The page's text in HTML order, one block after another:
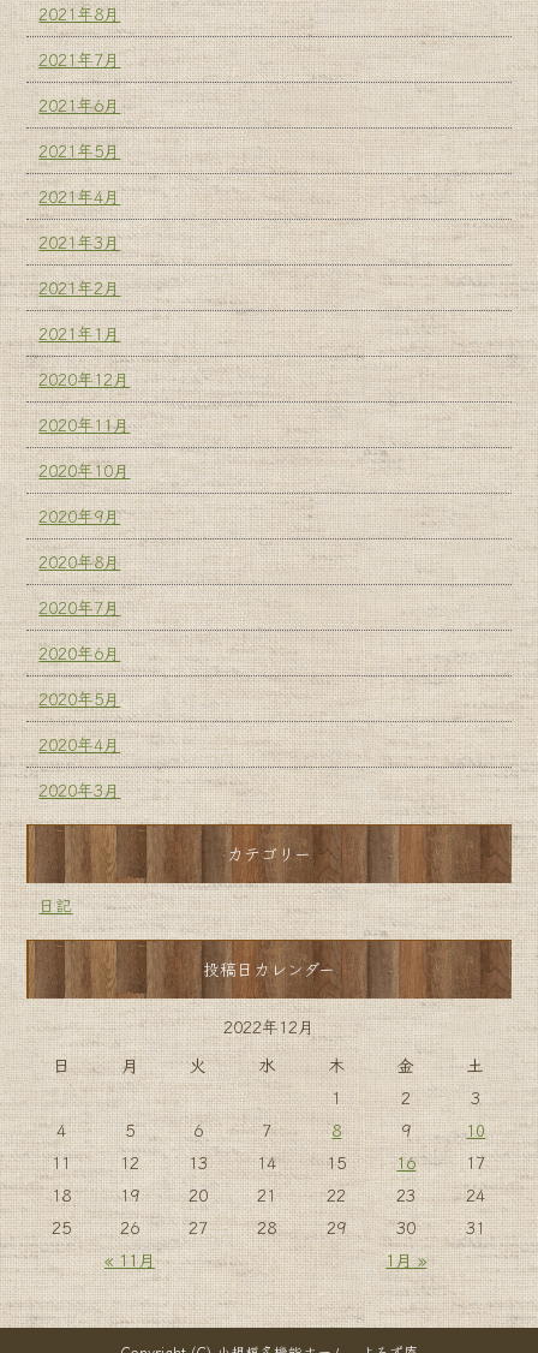
2021年8月
2021年7月
2021年6月
2021年5月
2021年4月
2021年3月
2021年2月
2021年1月
2020年12月
2020年11月
2020年10月
2020年9月
2020年8月
2020年7月
2020年6月
2020年5月
2020年4月
2020年3月
カテゴリー
日記
投稿日カレンダー
2022年12月
日
月 火 水 木 金 土
« 11月 1月 »
1 2
3
4
5 6 7 8 9
10
11
12 13 14 15 16
17
18
19 20 21 22 23
24
25
26 27 28 29 30 31